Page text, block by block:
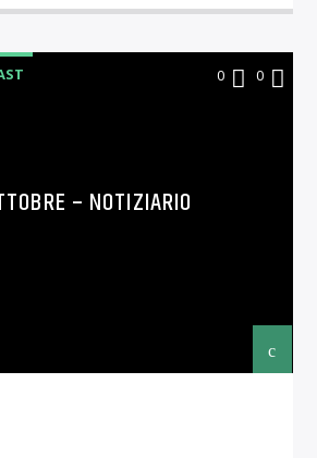
0 0
– NOTIZIARIO